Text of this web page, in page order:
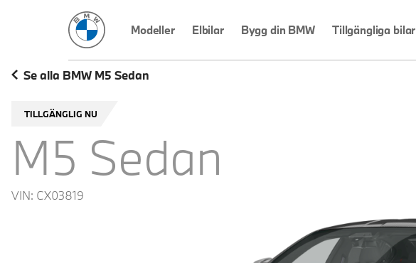
BMW Sverige
Modeller Elbilar Bygg din BMW Tillgängliga bilar
Se alla BMW M5 Sedan
TILLGÄNGLIG NU
M5 Sedan
VIN: CX03819